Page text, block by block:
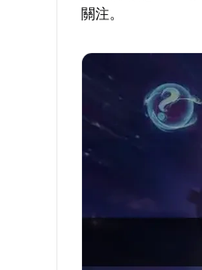
關注。